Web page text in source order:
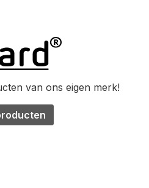
van ons eigen merk!